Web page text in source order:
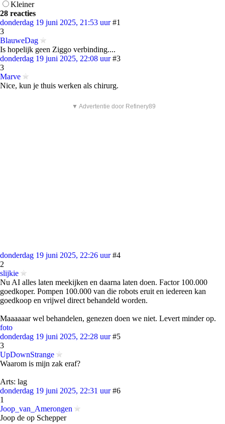
Kleiner
28 reacties
donderdag 19 juni 2025, 21:53 uur #1
3
BlauweDag
Is hopelijk geen Ziggo verbinding....
donderdag 19 juni 2025, 22:08 uur #3
3
Marve
Nice, kun je thuis werken als chirurg.
▼ Advertentie door Refinery89
donderdag 19 juni 2025, 22:26 uur #4
2
slijkie
Nu AI alles laten meekijken en daarna laten doen. Factor 100.000
goedkoper. Pompen 100.000 van die robots eruit en iedereen kan
goedkoop en vrijwel direct behandeld worden.
Maaaaaar wel behandelen, genezen doen we niet. Levert minder op.
foto
donderdag 19 juni 2025, 22:28 uur #5
3
UpDownStrange
Waarom is mijn zak eraf?
Arts: lag
donderdag 19 juni 2025, 22:31 uur #6
1
Joop_van_Amerongen
Joop de op Schepper